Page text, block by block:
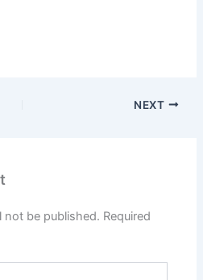
NEXT
not be published. Required